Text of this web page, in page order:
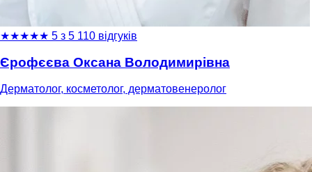
★★★★★ 5 з 5 110 відгуків
Єрофєєва Оксана Володимирівна
Дерматолог, косметолог, дерматовенеролог